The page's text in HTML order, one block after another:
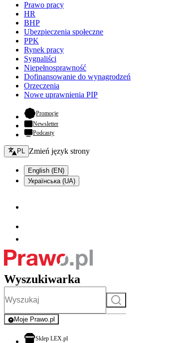
Prawo pracy
HR
BHP
Ubezpieczenia społeczne
PPK
Rynek pracy
Sygnaliści
Niepełnosprawność
Dofinansowanie do wynagrodzeń
Orzeczenia
Nowe uprawnienia PIP
Promocje- otwiera się w nowej karcie
Newsletter
Podcasty
Zmień język - bieżący:
PL Zmień język strony
English (EN)
Українська (UA)
Wyszukiwarka
Szukaj
Moje Prawo.pl
- rejestracja i logowanie do serwisu
Sklep LEX.plotwiera się w nowej karcie